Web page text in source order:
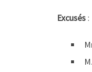
Excusés :